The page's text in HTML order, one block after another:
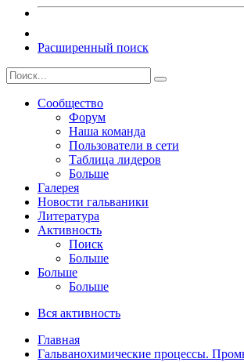
Расширенный поиск
Сообщество
Форум
Наша команда
Пользователи в сети
Таблица лидеров
Больше
Галерея
Новости гальваники
Литература
Активность
Поиск
Больше
Больше
Больше
Вся активность
Главная
Гальванохимические процессы.